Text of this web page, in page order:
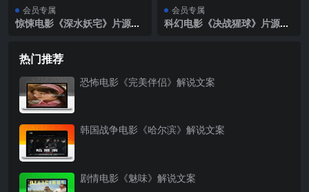
会员专属
惊悚电影《深水妖宅》片源下
会员专属
科幻电影《决战猩球》片源下
热门推荐
恐怖电影《完美伴侣》解说文案
韩国战争电影《哈尔滨》解说文案
剧情电影《魅味》解说文案